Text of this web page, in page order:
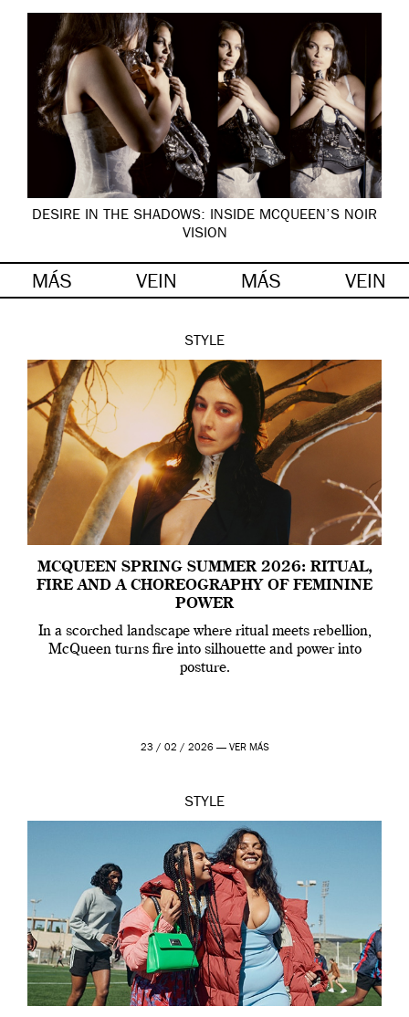
DESIRE IN THE SHADOWS: INSIDE MCQUEEN’S NOIR
VISION
MÁS VEIN MÁS VEIN
STYLE
MCQUEEN SPRING SUMMER 2026: RITUAL,
FIRE AND A CHOREOGRAPHY OF FEMININE
POWER
In a scorched landscape where ritual meets rebellion,
McQueen turns fire into silhouette and power into
posture.
23 / 02 / 2026 — VER MÁS
STYLE